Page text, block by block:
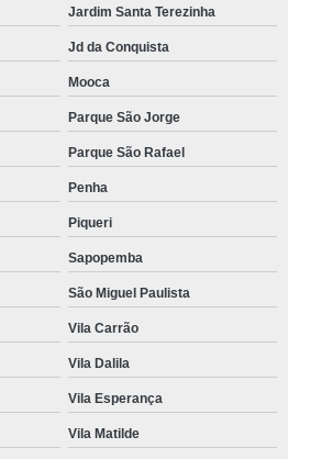
Jardim Santa Terezinha
Jd da Conquista
Mooca
Parque São Jorge
Parque São Rafael
Penha
Piqueri
Sapopemba
São Miguel Paulista
Vila Carrão
Vila Dalila
Vila Esperança
Vila Matilde